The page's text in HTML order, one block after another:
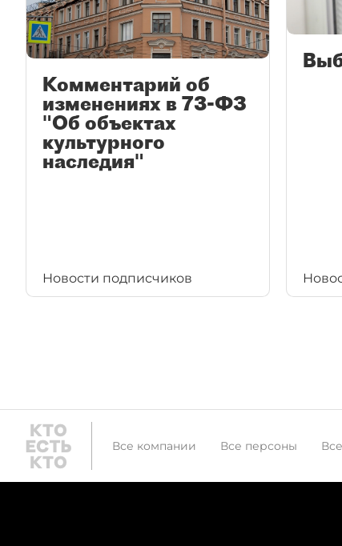
Комментарий об
изменениях в 73-ФЗ
"Об объектах
культурного
наследия"
Новости подписчиков
Все компании Все персоны